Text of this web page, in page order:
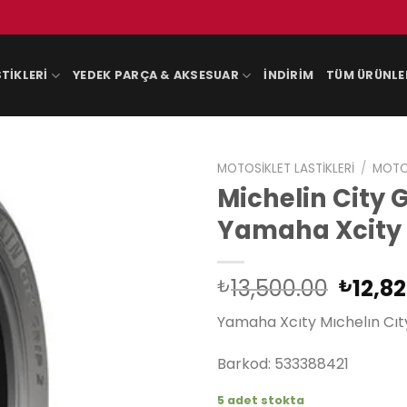
YEDEK PARÇA & AKSESUAR İNDIRIM TÜM
MOTOSIKLET LASTIKLERI /
Michelin City
Yamaha Xcity
₺13,500.00
fiyat:
₺
Yamaha Xcıty Mıchelın
Barkod: 533388421
5 adet stokta